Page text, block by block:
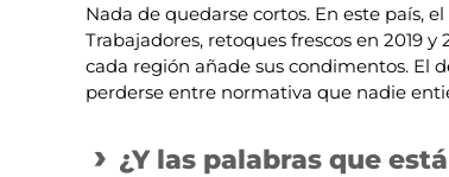
Nada de quedarse cortos. En este país,
Trabajadores, retoques frescos en 2019
cada región añade sus condimentos. El
perderse entre normativa que nadie
¿Y las palabras que